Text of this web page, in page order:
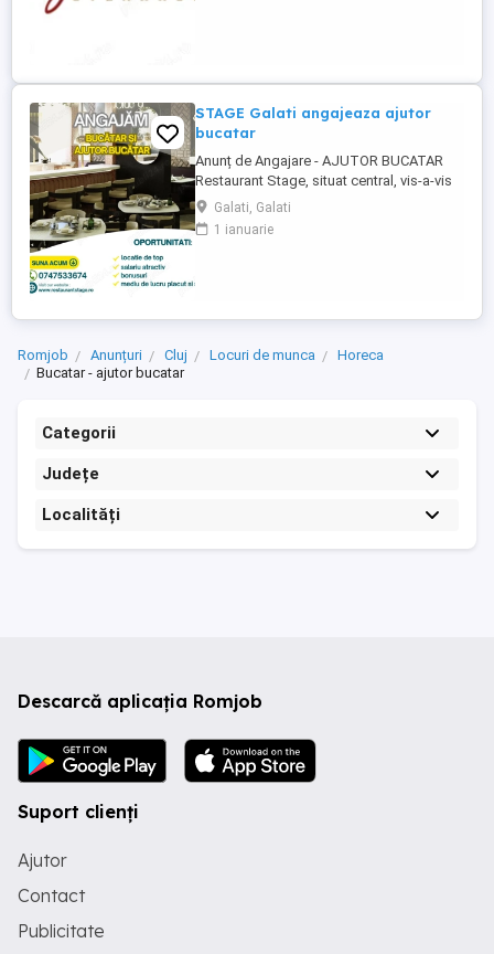
serioasă și muncitoare; - să vorbești
STAGE Galati angajeaza ajutor
bucatar
Anunț de Angajare - AJUTOR BUCATAR
Restaurant Stage, situat central, vis-a-vis
de Finanțe, Galați, angajează Spalator
vase Dacă vrei să lucrezi într-un mediu
corect și transparent, să primești salariul
Galati, Galati
1 ianuarie
Romjob Anunțuri Cluj Locuri de munca
Horeca
Bucatar - ajutor bucatar
Categorii
Județe
Localități
Descarcă aplicația Romjob
Suport clienți
Ajutor
Contact
Publicitate